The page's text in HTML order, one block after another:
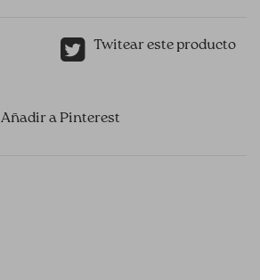
Twitear este producto
Añadir a Pinterest